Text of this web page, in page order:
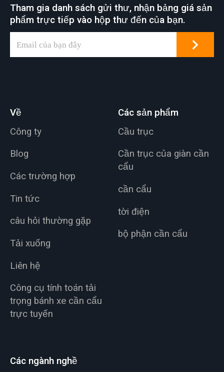
Tham gia danh sách gửi thư, nhận bảng giá sản
phẩm trực tiếp vào hộp thư đến của bạn.
Về
Công ty
Blog
Các trường hợp
Tin tức
câu hỏi thường gặp
Tải xuống
Liên hệ
Công cụ tính toán tải
trọng bánh xe cần cẩu
trực tuyến
Các sản phẩm
Cầu trục
Cần trục của giàn cần
cẩu
cần cẩu
tời điện
bộ phận cần cẩu
Các ngành nghề